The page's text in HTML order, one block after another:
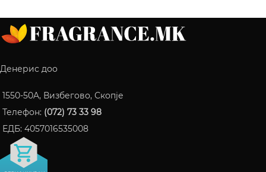
Денерис доо
1550-50A, Визбегово, Скопје
Телефон: (072) 73 33 98
ЕДБ: 4057016535008